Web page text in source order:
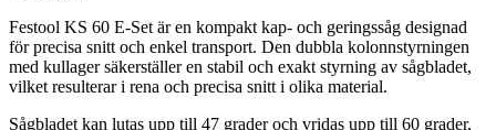
Festool KS 60 E-Set är en kompakt kap- och geringssåg designad
för precisa snitt och enkel transport. Den dubbla kolonnstyrningen
med kullager säkerställer en stabil och exakt styrning av sågbladet,
vilket resulterar i rena och precisa snitt i olika material.
Sågbladet kan lutas upp till 47 grader och vridas upp till 60 grader,